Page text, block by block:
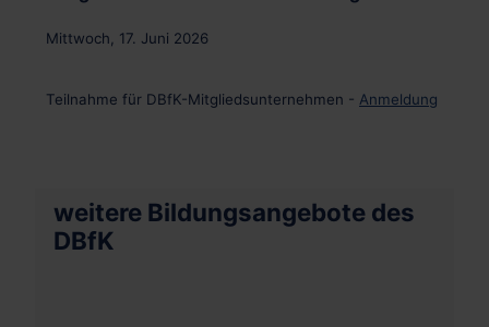
Mittwoch, 17. Juni 2026
Teilnahme für DBfK-Mitgliedsunternehmen - Anmeldung
weitere Bildungsangebote des
DBfK